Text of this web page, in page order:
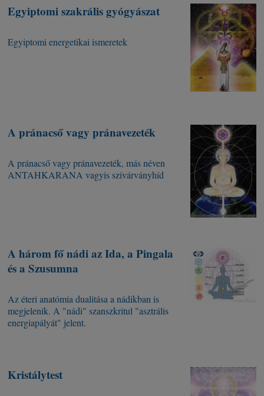
Egyiptomi szakrális gyógyászat
Egyiptomi energetikai ismeretek
A pránacső vagy pránavezeték
A pránacső vagy pránavezeték, más néven
ANTAHKARANA vagyis szivárványhíd
A három fő nádi az Ida, a Pingala
és a Szusumna
Az éteri anatómia dualitása a nádikban is
megjelenik. A "nádi" szanszkritul "asztrális
energiapályát" jelent.
Kristálytest